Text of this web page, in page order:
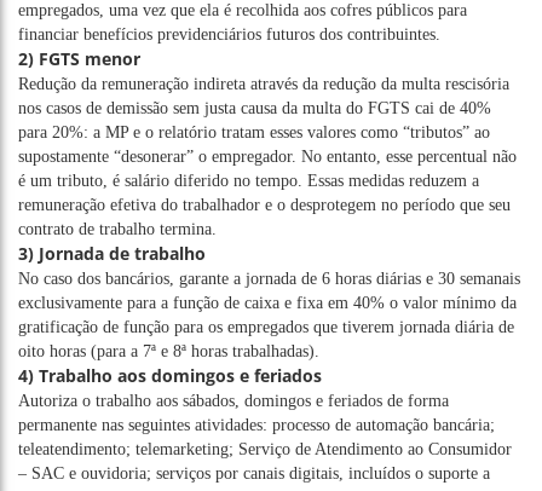
empregados, uma vez que ela é recolhida aos cofres públicos para
financiar benefícios previdenciários futuros dos contribuintes.
2) FGTS menor
Redução da remuneração indireta através da redução da multa rescisória
nos casos de demissão sem justa causa da multa do FGTS cai de 40%
para 20%: a MP e o relatório tratam esses valores como “tributos” ao
supostamente “desonerar” o empregador. No entanto, esse percentual não
é um tributo, é salário diferido no tempo. Essas medidas reduzem a
remuneração efetiva do trabalhador e o desprotegem no período que seu
contrato de trabalho termina.
3) Jornada de trabalho
No caso dos bancários, garante a jornada de 6 horas diárias e 30 semanais
exclusivamente para a função de caixa e fixa em 40% o valor mínimo da
gratificação de função para os empregados que tiverem jornada diária de
oito horas (para a 7ª e 8ª horas trabalhadas).
4) Trabalho aos domingos e feriados
Autoriza o trabalho aos sábados, domingos e feriados de forma
permanente nas seguintes atividades: processo de automação bancária;
teleatendimento; telemarketing; Serviço de Atendimento ao Consumidor
– SAC e ouvidoria; serviços por canais digitais, incluídos o suporte a